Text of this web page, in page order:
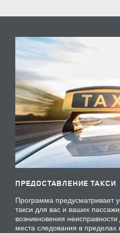
ПРЕДОСТАВЛЕНИЕ ТАКСИ
Программа предусматривает
такси для вас и ваших
возникновения
места следования в пределах